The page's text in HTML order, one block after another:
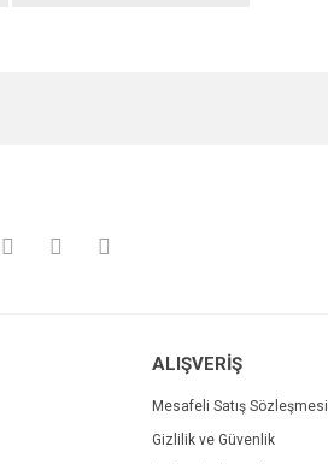
eksik bilgiler bulunuyor.
ALIŞVERİŞ
Mesafeli Satış Sözleşmesi
Gizlilik ve Güvenlik